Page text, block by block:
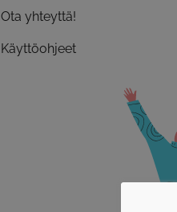
Ota yhteyttä!
Käyttöohjeet